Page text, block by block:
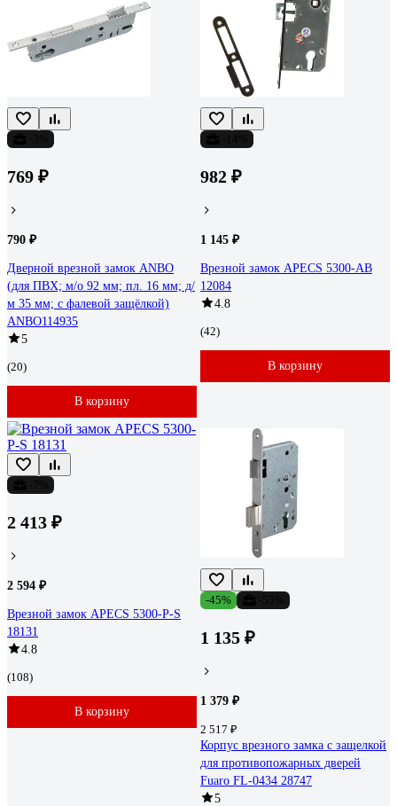
769 ₽
790 ₽
Дверной врезной замок ANBO
(для ПВХ; м/о 92 мм; пл. 16 мм; д/
м 35 мм; с фалевой защёлкой)
ANBO114935
5
(20)
В корзину
982 ₽
1 145 ₽
Врезной замок APECS 5300-AB
12084
4.8
(42)
В корзину
2 413 ₽
2 594 ₽
Врезной замок APECS 5300-P-S
18131
4.8
(108)
В корзину
-45%
1 135 ₽
1 379 ₽
2 517 ₽
Корпус врезного замка с защелкой
для противопожарных дверей
Fuaro FL-0434 28747
5